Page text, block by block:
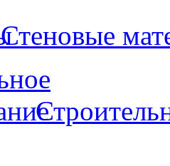
Стеновые